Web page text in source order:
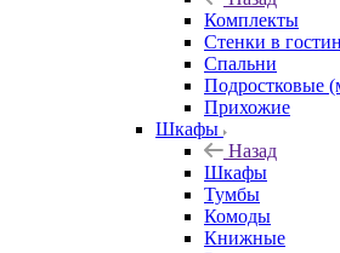
Комплекты
Стенки в
Спальни
Подростковые
Прихожие
Шкафы
Назад
Шкафы
Тумбы
Комоды
Книжные